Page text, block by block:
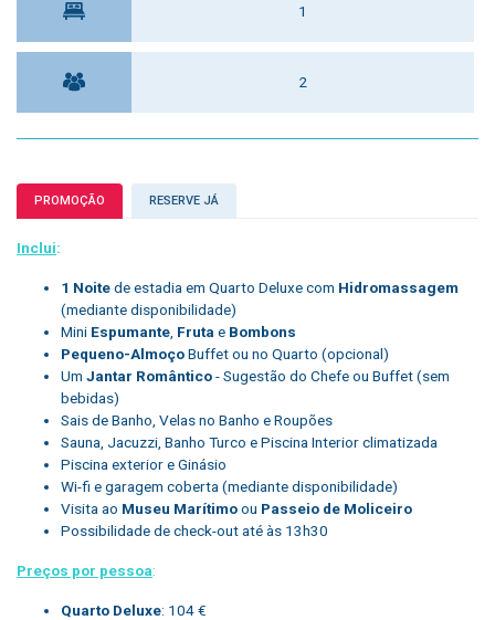
1
2
PROMOÇÃO RESERVE JÁ
Inclui:
1 Noitede estadia em Quarto Deluxe com Hidromassagem
(mediante disponibilidade)
Mini Espumante Fruta e Bombons
Pequeno-AlmoçoBuffet ou no Quarto (opcional)
Um Jantar Romântico- Sugestão do Chefe ou Buffet (sem
bebidas)
Sais de Banho, Velas no Banho e Roupões
Sauna, Jacuzzi, Banho Turco e Piscina Interior climatizada
Piscina exterior e Ginásio
Wi-fi e garagem coberta (mediante disponibilidade)
Visita ao Museu Marítimoou Passeio de Moliceiro
Possibilidade de check-out até às 13h30
Preços por pessoa:
Quarto Deluxe: 104 €